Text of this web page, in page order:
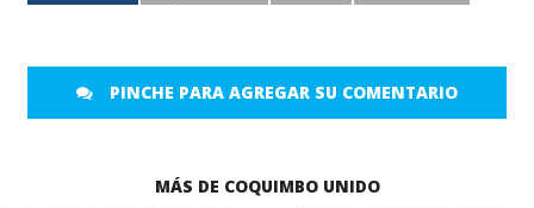
PINCHE PARA AGREGAR SU COMENTARIO
MÁS DE COQUIMBO UNIDO